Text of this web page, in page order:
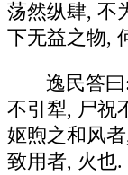
荡然纵肆, 不
下无益之物,
逸民答
不引犁, 尸祝
妪煦之和风
致用者, 火也